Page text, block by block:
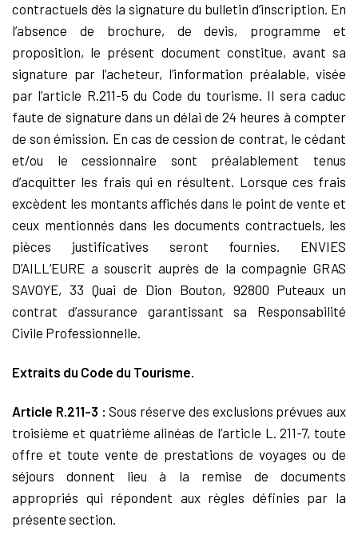
contractuels dès la signature du bulletin d’inscription. En
l’absence de brochure, de devis, programme et
proposition, le présent document constitue, avant sa
signature par l’acheteur, l’information préalable, visée
par l’article R.211-5 du Code du tourisme. Il sera caduc
faute de signature dans un délai de 24 heures à compter
de son émission. En cas de cession de contrat, le cédant
et/ou le cessionnaire sont préalablement tenus
d’acquitter les frais qui en résultent. Lorsque ces frais
excèdent les montants affichés dans le point de vente et
ceux mentionnés dans les documents contractuels, les
pièces justificatives seront fournies. ENVIES
D’AILL’EURE a souscrit auprès de la compagnie GRAS
SAVOYE, 33 Quai de Dion Bouton, 92800 Puteaux un
contrat d’assurance garantissant sa Responsabilité
Civile Professionnelle.
Extraits du Code du Tourisme.
Article R.211-3 : Sous réserve des exclusions prévues aux
troisième et quatrième alinéas de l’article L. 211-7, toute
offre et toute vente de prestations de voyages ou de
séjours donnent lieu à la remise de documents
appropriés qui répondent aux règles définies par la
présente section.